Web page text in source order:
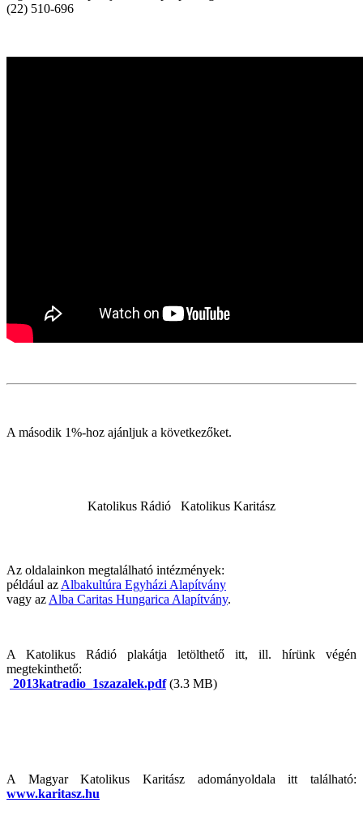
(22) 510-696
A második 1%-hoz ajánljuk a következőket.
Katolikus Rádió Katolikus Karitász
Az oldalainkon megtalálható intézmények:
például az Albakultúra Egyházi Alapítvány
vagy az Alba Caritas Hungarica Alapítvány.
A Katolikus Rádió plakátja letölthető itt, ill. hírünk végén
megtekinthető:
2013katradio_1szazalek.pdf(3.3 MB)
A Magyar Katolikus Karitász adományoldala itt található:
www.karitasz.hu